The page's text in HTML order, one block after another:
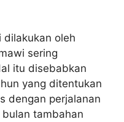
dilakukan oleh
sering
itu disebabkan
yang ditentukan
dengan perjalanan
tambahan